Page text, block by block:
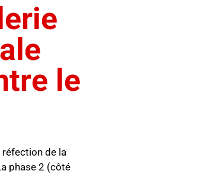
le
réfection de la
phase 2 (côté